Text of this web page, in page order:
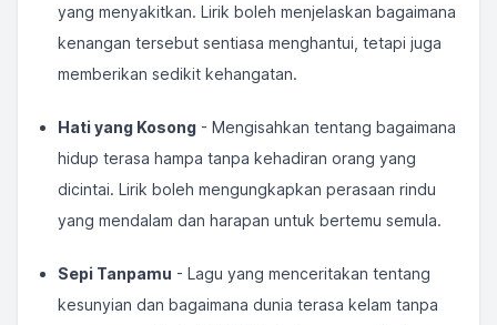
yang menyakitkan. Lirik boleh menjelaskan bagaimana
kenangan tersebut sentiasa menghantui, tetapi juga
memberikan sedikit kehangatan.
Hati yang Kosong - Mengisahkan tentang bagaimana
hidup terasa hampa tanpa kehadiran orang yang
dicintai. Lirik boleh mengungkapkan perasaan rindu
yang mendalam dan harapan untuk bertemu semula.
Sepi Tanpamu - Lagu yang menceritakan tentang
kesunyian dan bagaimana dunia terasa kelam tanpa